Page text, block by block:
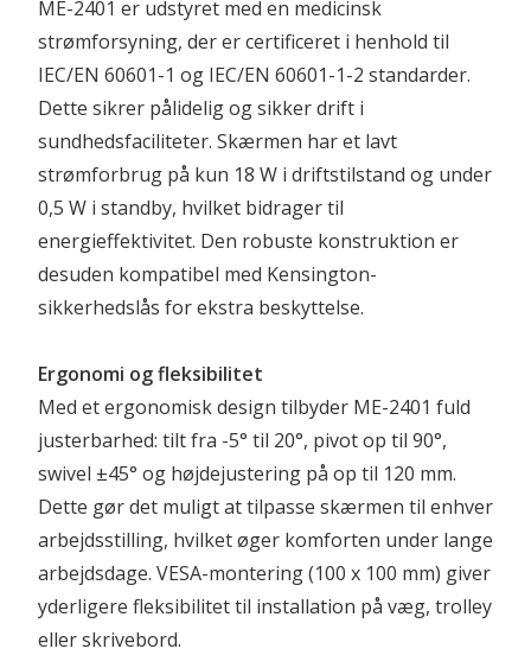
ME-2401 er udstyret med en medicinsk
strømforsyning, der er certificeret i henhold til
IEC/EN 60601-1 og IEC/EN 60601-1-2 standarder.
Dette sikrer pålidelig og sikker drift i
sundhedsfaciliteter. Skærmen har et lavt
strømforbrug på kun 18 W i driftstilstand og under
0,5 W i standby, hvilket bidrager til
energieffektivitet. Den robuste konstruktion er
desuden kompatibel med Kensington-
sikkerhedslås for ekstra beskyttelse.
Ergonomi og fleksibilitet
Med et ergonomisk design tilbyder ME-2401 fuld
justerbarhed: tilt fra -5° til 20°, pivot op til 90°,
swivel ±45° og højdejustering på op til 120 mm.
Dette gør det muligt at tilpasse skærmen til enhver
arbejdsstilling, hvilket øger komforten under lange
arbejdsdage. VESA-montering (100 x 100 mm) giver
yderligere fleksibilitet til installation på væg, trolley
eller skrivebord.